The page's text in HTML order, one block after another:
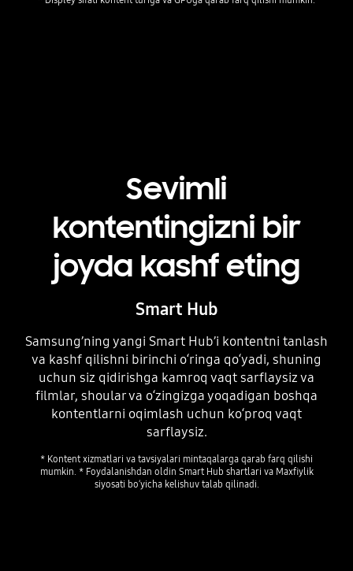
Sevimli
kontentingizni bir
joyda kashf eting
Smart Hub
Samsung’ning yangi Smart Hub’i kontentni tanlash
va kashf qilishni birinchi o‘ringa qo‘yadi, shuning
uchun siz qidirishga kamroq vaqt sarflaysiz va
filmlar, shoular va o‘zingizga yoqadigan boshqa
kontentlarni oqimlash uchun ko‘proq vaqt
sarflaysiz.
* Kontent xizmatlari va tavsiyalari mintaqalarga qarab farq qilishi
mumkin. * Foydalanishdan oldin Smart Hub shartlari va Maxfiylik
siyosati boʻyicha kelishuv talab qilinadi.